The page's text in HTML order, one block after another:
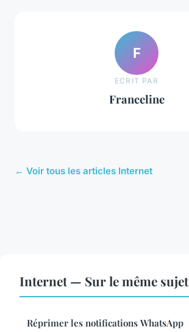
F
ECRIT PAR
Franceline
← Voir tous les articles Internet
Internet — Sur le même sujet
Réprimer les notifications WhatsApp